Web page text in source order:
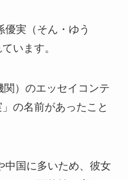
優実（そん・ゆう
います。
）のエッセイコンテ
の名前があったこと
中国に多いため、彼女